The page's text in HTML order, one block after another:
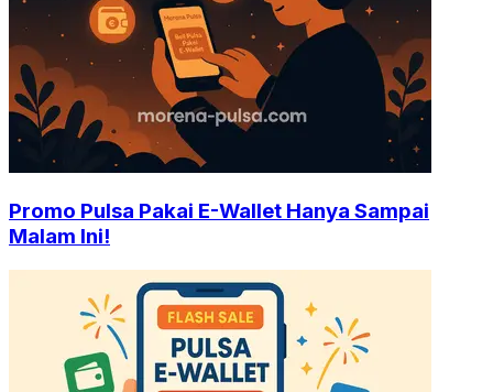
Promo Pulsa Pakai E-Wallet Hanya Sampai
Malam Ini!